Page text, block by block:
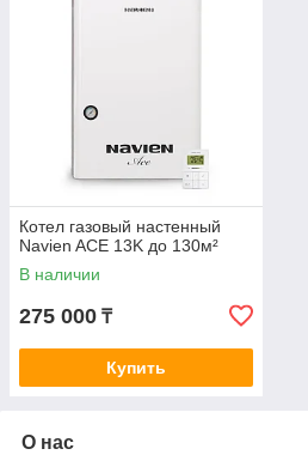
Котел газовый настенный
Navien ACE 13K до 130м²
В наличии
275 000 ₸
Купить
О нас